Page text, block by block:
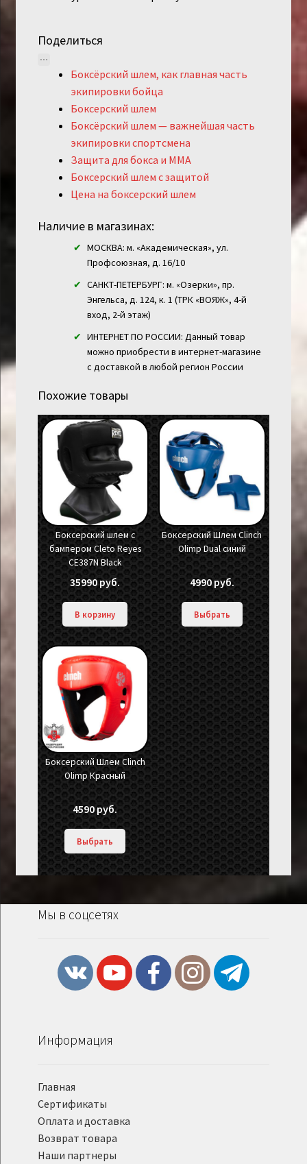
Поделиться
Боксёрский шлем, как главная часть
экипировки бойца
Боксерский шлем
Боксёрский шлем — важнейшая часть
экипировки спортсмена
Защита для бокса и ММА
Боксерский шлем с защитой
Цена на боксерский шлем
Наличие в магазинах:
МОСКВА: м. «Академическая», ул.
Профсоюзная, д. 16/10
САНКТ-ПЕТЕРБУРГ: м. «Озерки», пр.
Энгельса, д. 124, к. 1 (ТРК «ВОЯЖ», 4-й
вход, 2-й этаж)
ИНТЕРНЕТ ПО РОССИИ: Данный товар
можно приобрести в интернет-магазине
с доставкой в любой регион России
Похожие товары
Боксерский шлем с
бампером Cleto Reyes
CE387N Black
35990руб.
В корзину
Боксерский Шлем Clinch
Olimp Dual синий
4990 руб.
Выбрать
Боксерский Шлем Clinch
Olimp Красный
4590 руб.
Выбрать
Мы в соцсетях
Информация
Главная
Сертификаты
Оплата и доставка
Возврат товара
Наши партнеры